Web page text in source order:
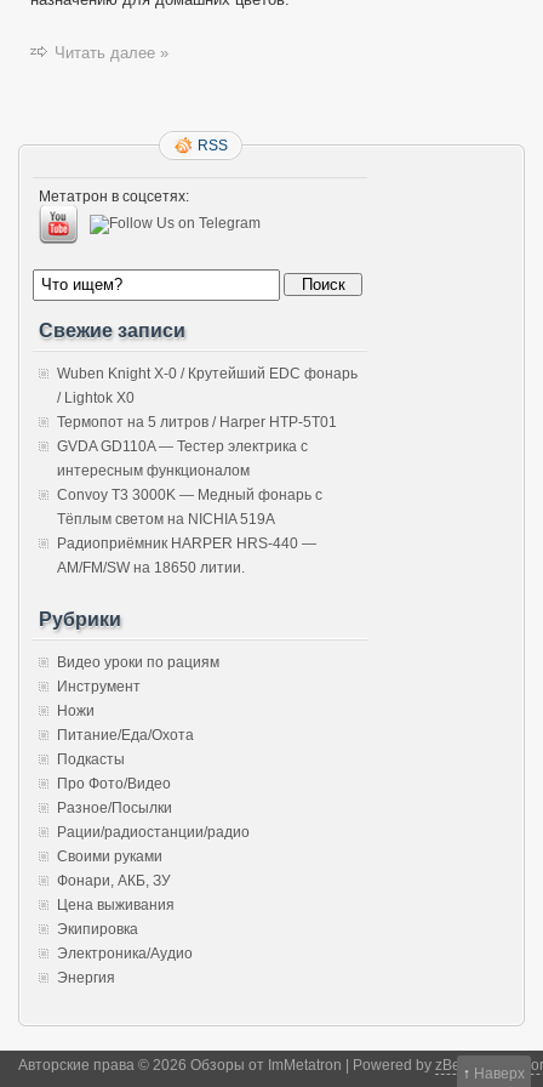
Читать далее »
RSS
Метатрон в соцсетях:
Свежие записи
Wuben Knight X-0 / Крутейший EDC фонарь
/ Lightok X0
Термопот на 5 литров / Harper HTP-5T01
GVDA GD110A — Тестер электрика с
интересным функционалом
Convoy T3 3000K — Медный фонарь с
Тёплым светом на NICHIA 519A
Радиоприёмник HARPER HRS-440 —
AM/FM/SW на 18650 литии.
Рубрики
Видео уроки по рациям
Инструмент
Ножи
Питание/Еда/Охота
Подкасты
Про Фото/Видео
Разное/Посылки
Рации/радиостанции/радио
Своими руками
Фонари, АКБ, ЗУ
Цена выживания
Экипировка
Электроника/Аудио
Энергия
Авторские права © 2026 Обзоры от ImMetatron | Powered by zBench
↑ Наверх